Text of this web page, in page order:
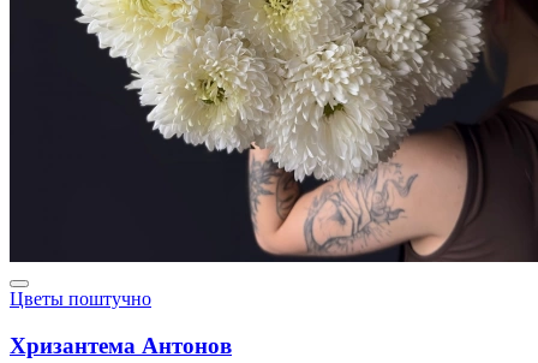
Цветы поштучно
Хризантема Антонов